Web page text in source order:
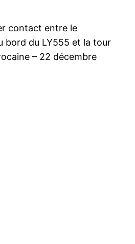
contact entre le
bord du LY555 et la tour
– 22 décembre